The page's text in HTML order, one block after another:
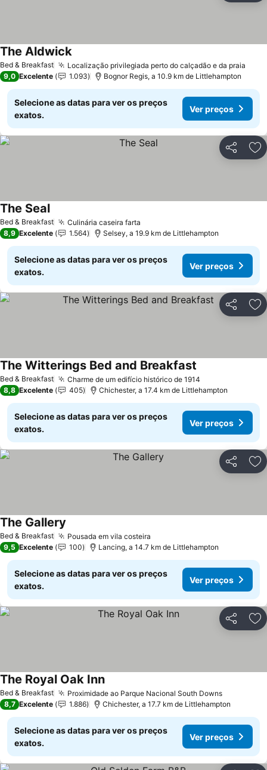
Bed & Breakfast Localização privilegiada perto do calçadão e da praia
The AldwickVer preços
9,0 Excelente 1.093 Bognor Regis, a 10.9 km de Littlehampton
Selecione as datas para ver os preços
exatos.
Ver preços
Partilhar
Bed & Breakfast Culinária caseira farta
The SealVer preços
8,9 Excelente 1.564 Selsey, a 19.9 km de Littlehampton
Selecione as datas para ver os preços
exatos.
Ver preços
Partilhar
Bed & Breakfast Charme de um edifício histórico de 1914
The Witterings Bed and Breakfast
8,8 Excelente 405 Chichester, a 17.4 km de Littlehampton
Selecione as datas para ver os preços
exatos.
Ver preços
Partilhar
Bed & Breakfast Pousada em vila costeira
The Gallery
9,5 Excelente 100 Lancing, a 14.7 km de Littlehampton
Selecione as datas para ver os preços
exatos.
Ver preços
Partilhar
Bed & Breakfast Proximidade ao Parque Nacional South DownsVer
The Royal Oak InnVer preços
8,7 Excelente 1.886 Chichester, a 17.7 km de Littlehampton
Selecione as datas para ver os preços
exatos.
Ver preços